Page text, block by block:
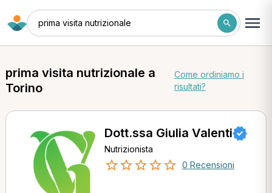
prima visita nutrizionale
prima visita nutrizionale a
Torino
Come ordiniamo i
risultati?
Dott.ssa Giulia Valenti
Nutrizionista
0 Recensioni